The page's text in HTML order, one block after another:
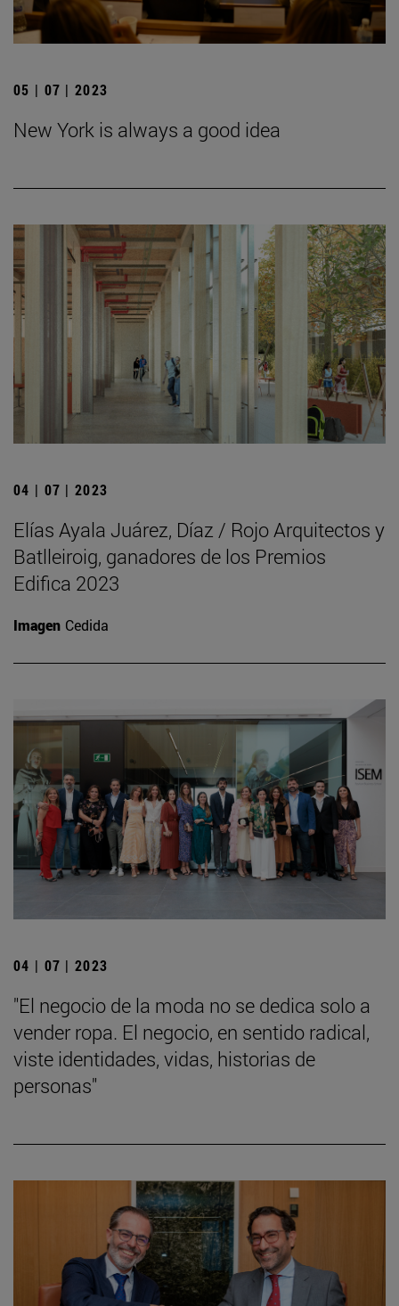
05 | 07 | 2023
New York is always a good idea
04 | 07 | 2023
Elías Ayala Juárez, Díaz / Rojo Arquitectos y
Batlleiroig, ganadores de los Premios
Edifica 2023
Imagen Cedida
04 | 07 | 2023
"El negocio de la moda no se dedica solo a
vender ropa. El negocio, en sentido radical,
viste identidades, vidas, historias de
personas"